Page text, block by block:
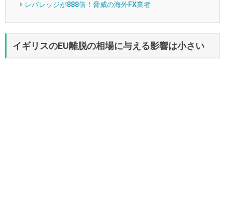
レバレッジが888倍！脅威の海外FX業者
イギリスのEU離脱の相場に与える影響は小さい